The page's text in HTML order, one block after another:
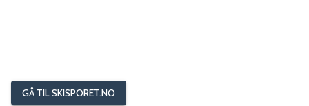
GÅ TIL SKISPORET.NO